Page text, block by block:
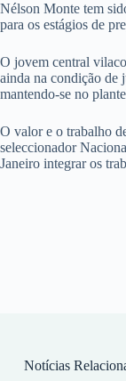
Nélson Monte tem
para os estágios de
O jovem central
ainda na condição de
mantendo-se no
O valor e o trabalho
seleccionador
Janeiro integrar os
Notícias